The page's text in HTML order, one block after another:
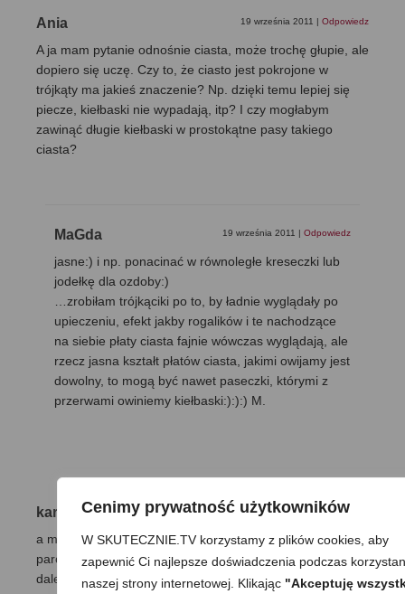
Cenimy prywatność użytkowników
W SKUTECZNIE.TV korzystamy z plików cookies, aby
zapewnić Ci najlepsze doświadczenia podczas
naszej strony internetowej. Klikając "Akceptuję
Ania 19 września 2011 | Odpowiedz
A ja mam pytanie odnośnie ciasta, może trochę głupie, ale
dopiero się uczę. Czy to, że ciasto jest pokrojone w
trójkąty ma jakieś znaczenie? Np. dzięki temu lepiej się
piecze, kiełbaski nie wypadają, itp? I czy mogłabym
zawinąć długie kiełbaski w prostokątne pasy takiego
ciasta?
MaGda 19 września 2011 | Odpowiedz
jasne:) i np. ponacinać w równoległe kreseczki lub
jodełkę dla ozdoby:)
…zrobiłam trójkąciki po to, by ładnie wyglądały po
upieczeniu, efekt jakby rogalików i te nachodzące
na siebie płaty ciasta fajnie wówczas wyglądają, ale
rzecz jasna kształt płatów ciasta, jakimi owijamy jest
dowolny, to mogą być nawet paseczki, którymi z
przerwami owiniemy kiełbaski:):):) M.
karol 8 kwietnia 2011 |Odpowiedz
a mogę dac ser np;
parówki owinąć w ser a potem w ciasto francuskie i tak
dalej według pani przepisu?